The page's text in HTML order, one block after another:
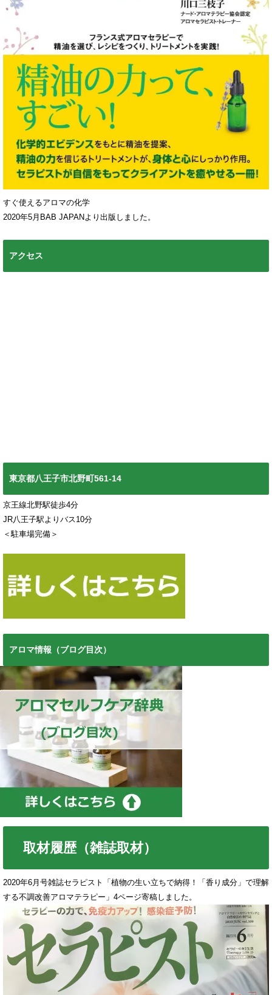
すぐ使えるアロマの化学
2020年5月BAB JAPANより出版しました。
アクセス
東京都八王子市北野町561-14
京王線北野駅徒歩4分
JR八王子駅よりバス10分
＜駐車場完備＞
アロマ情報（ブログ目次）
取材履歴（雑誌取材）
2020年6月号雑誌セラピスト「植物の生い立ちで納得！「香り成分」で理解
する不調改善アロマテラピー」4ページ寄稿しました。